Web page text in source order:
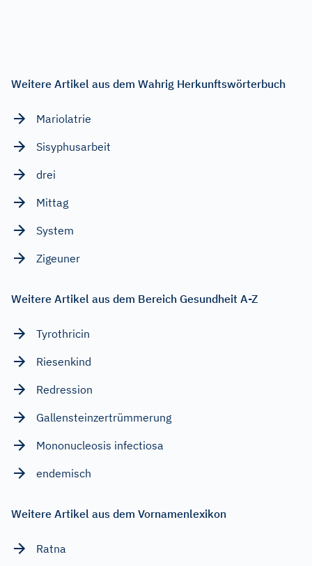
Weitere Artikel aus dem Wahrig Herkunftswörterbuch
Mariolatrie
Sisyphusarbeit
drei
Mittag
System
Zigeuner
Weitere Artikel aus dem Bereich Gesundheit A-Z
Tyrothricin
Riesenkind
Redression
Gallensteinzertrümmerung
Mononucleosis infectiosa
endemisch
Weitere Artikel aus dem Vornamenlexikon
Ratna